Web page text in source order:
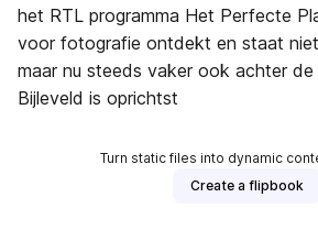
het RTL programma Het Perfecte
voor fotografie ontdekt en staat
maar nu steeds vaker ook achter de
Bijleveld is oprichtst
Turn static files into dynamic
Create a flipbook